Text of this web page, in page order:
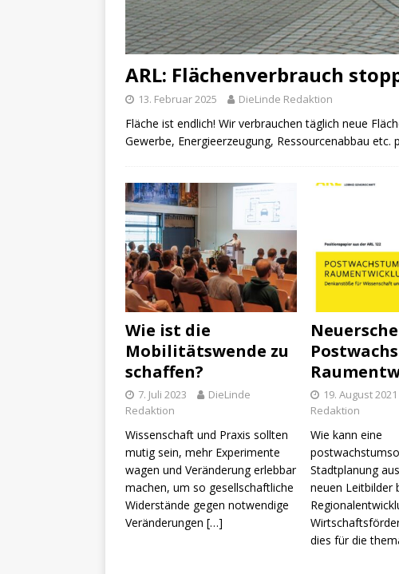
ARL: Flächenverbrauch
13. Februar 2025 DieLinde Redaktion
Fläche ist endlich! Wir verbrauchen täglich neue
Gewerbe, Energieerzeugung, Ressourcenabbau etc.
Wie ist die
Mobilitätswende zu
schaffen?
7. Juli 2023
DieLinde
Redaktion
Wissenschaft und Praxis sollten
mutig sein, mehr Experimente
wagen und Veränderung erlebbar
machen, um so gesellschaftliche
Widerstände gegen notwendige
Veränderungen […]
19. August 2021
Redaktion
Wie kann eine
Stadtplanung
neuen Leitbilder
dies für die